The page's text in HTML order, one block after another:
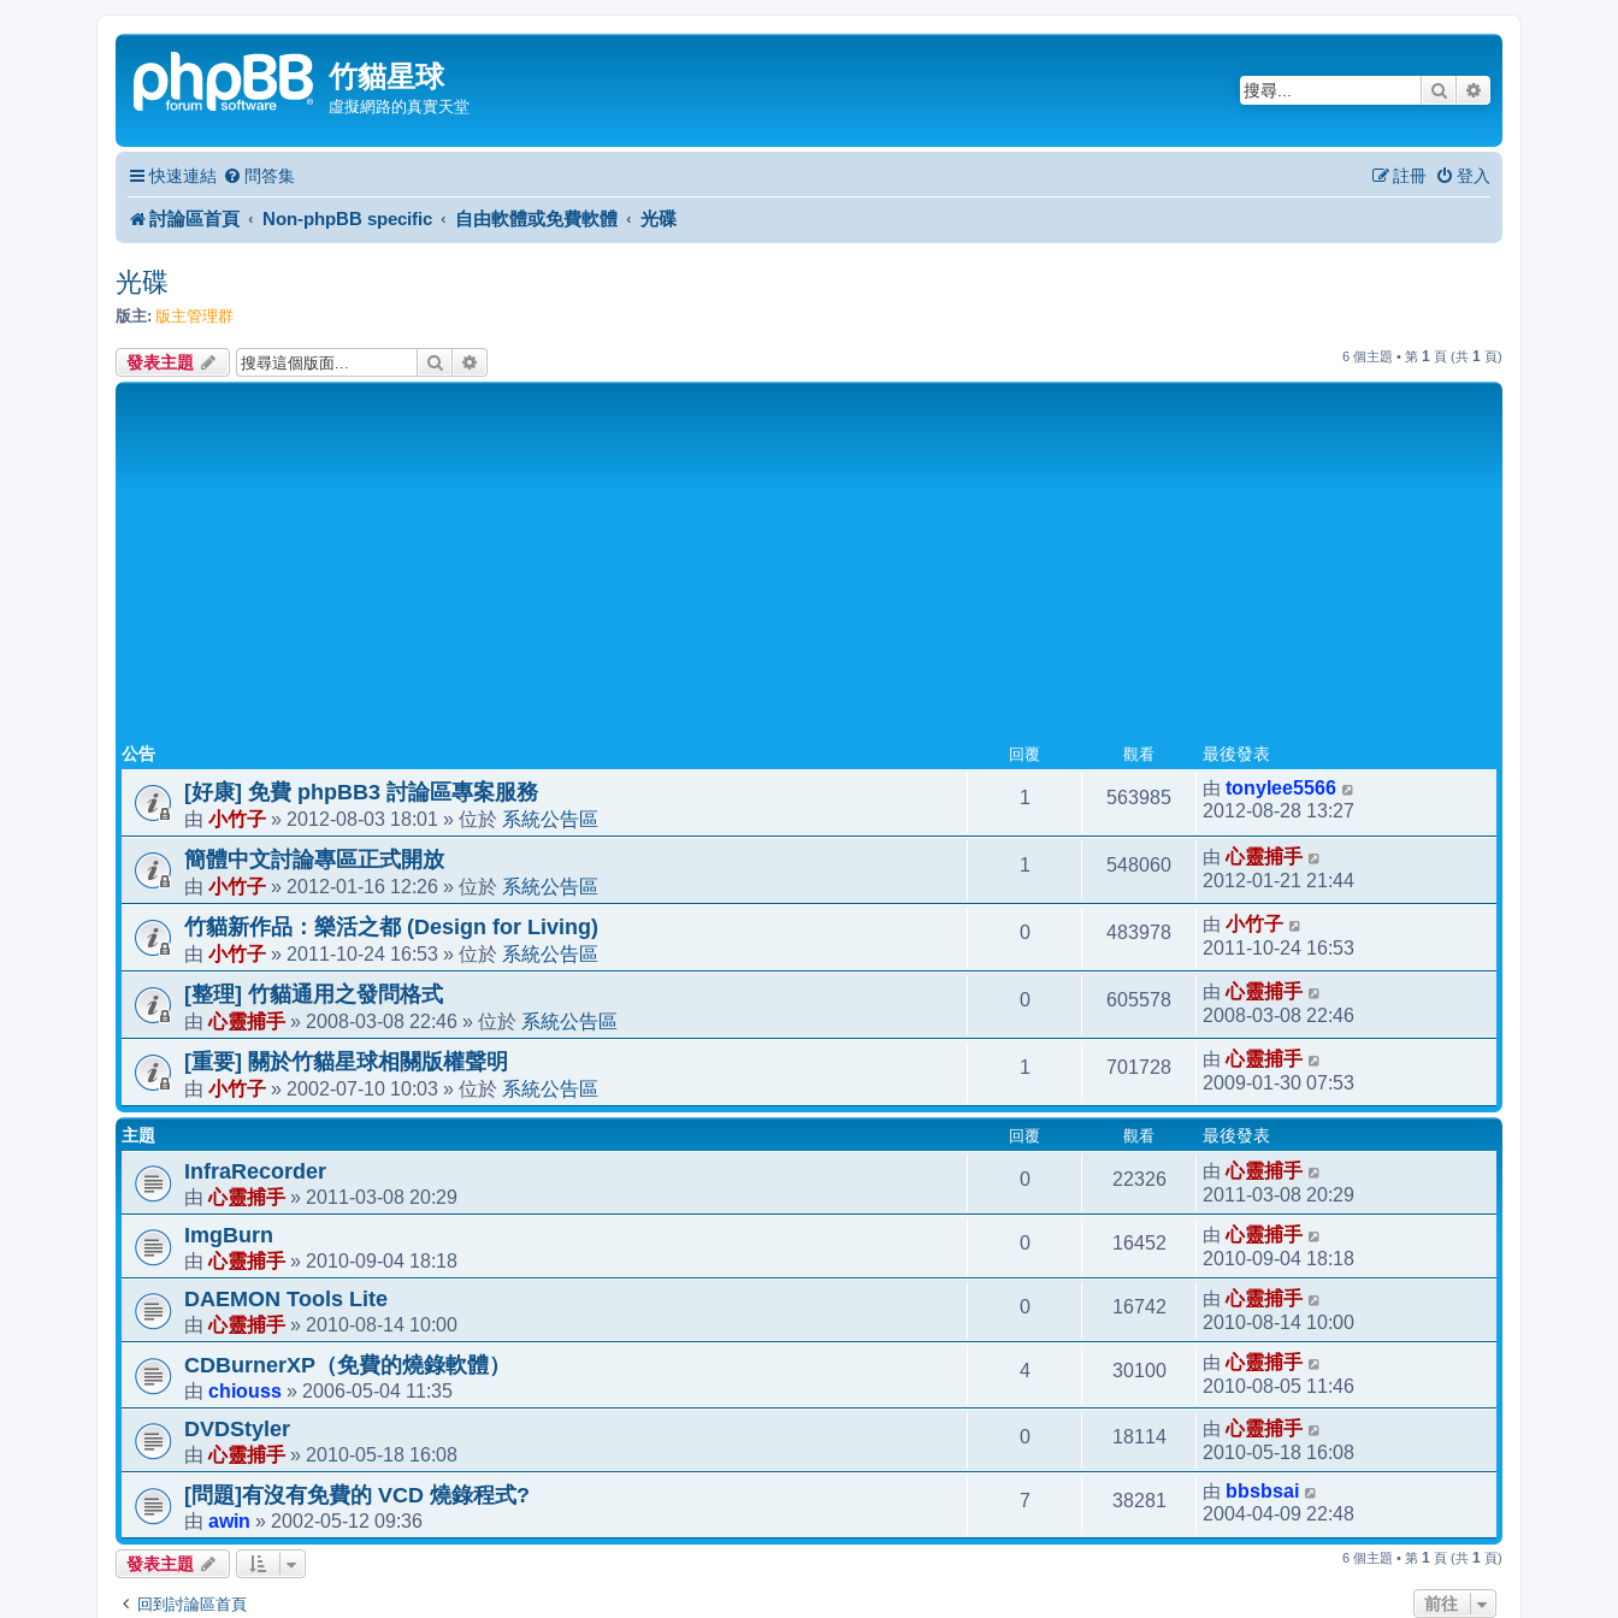
竹貓星球
虛擬網路的真實天堂
搜尋
快速連結 問答集 登入
註冊
討論區首頁 Non-phpBB specific 自由軟體或免費軟體 光碟
光碟
版主: 版主管理群
發表主題 搜尋 6 個主題 • 第 1 頁 (共 1 頁)
公告 回覆 觀看 最後發表
[好康] 免費 phpBB3 討論區專案服務
由 小竹子 » 2012-08-03 18:01 » 位於 系統公告區
1 563985 由 tonylee5566
2012-08-28 13:27
簡體中文討論專區正式開放
由 小竹子 » 2012-01-16 12:26 » 位於 系統公告區
1 548060 由心靈捕手
2012-01-21 21:44
竹貓新作品：樂活之都 (Design for Living)
由 小竹子 » 2011-10-24 16:53 » 位於 系統公告區
0 483978 由 小竹子
2011-10-24 16:53
[整理] 竹貓通用之發問格式
由心靈捕手 » 2008-03-08 22:46 » 位於 系統公告區
0 605578 由心靈捕手
2008-03-08 22:46
[重要] 關於竹貓星球相關版權聲明
由 小竹子 » 2002-07-10 10:03 » 位於 系統公告區
1 701728 由心靈捕手
2009-01-30 07:53
主題 回覆 觀看 最後發表
InfraRecorder
由心靈捕手 » 2011-03-08 20:29
0 22326 由心靈捕手
2011-03-08 20:29
ImgBurn
由心靈捕手 » 2010-09-04 18:18
0 16452 由心靈捕手
2010-09-04 18:18
DAEMON Tools Lite
由心靈捕手 » 2010-08-14 10:00
0 16742 由心靈捕手
2010-08-14 10:00
CDBurnerXP（免費的燒錄軟體）
由 chiouss » 2006-05-04 11:35
4 30100 由心靈捕手
2010-08-05 11:46
DVDStyler
由心靈捕手 » 2010-05-18 16:08
0 18114 由心靈捕手
2010-05-18 16:08
[問題]有沒有免費的 VCD 燒錄程式?
由 awin » 2002-05-12 09:36
7 38281 由 bbsbsai
2004-04-09 22:48
發表主題 6 個主題 • 第 1 頁 (共 1 頁)
回到討論區首頁 前往